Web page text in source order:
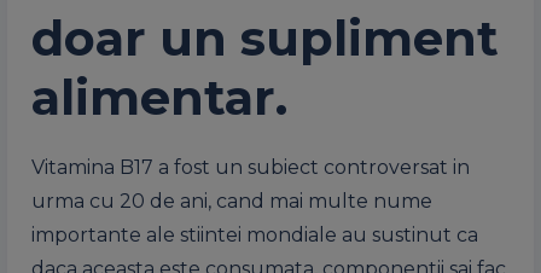
doar un supliment
alimentar.
Vitamina B17 a fost un subiect controversat in
urma cu 20 de ani, cand mai multe nume
importante ale stiintei mondiale au sustinut ca